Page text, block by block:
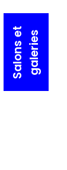
S
a
l
o
n
se
t
g
a
l
e
r
i
es